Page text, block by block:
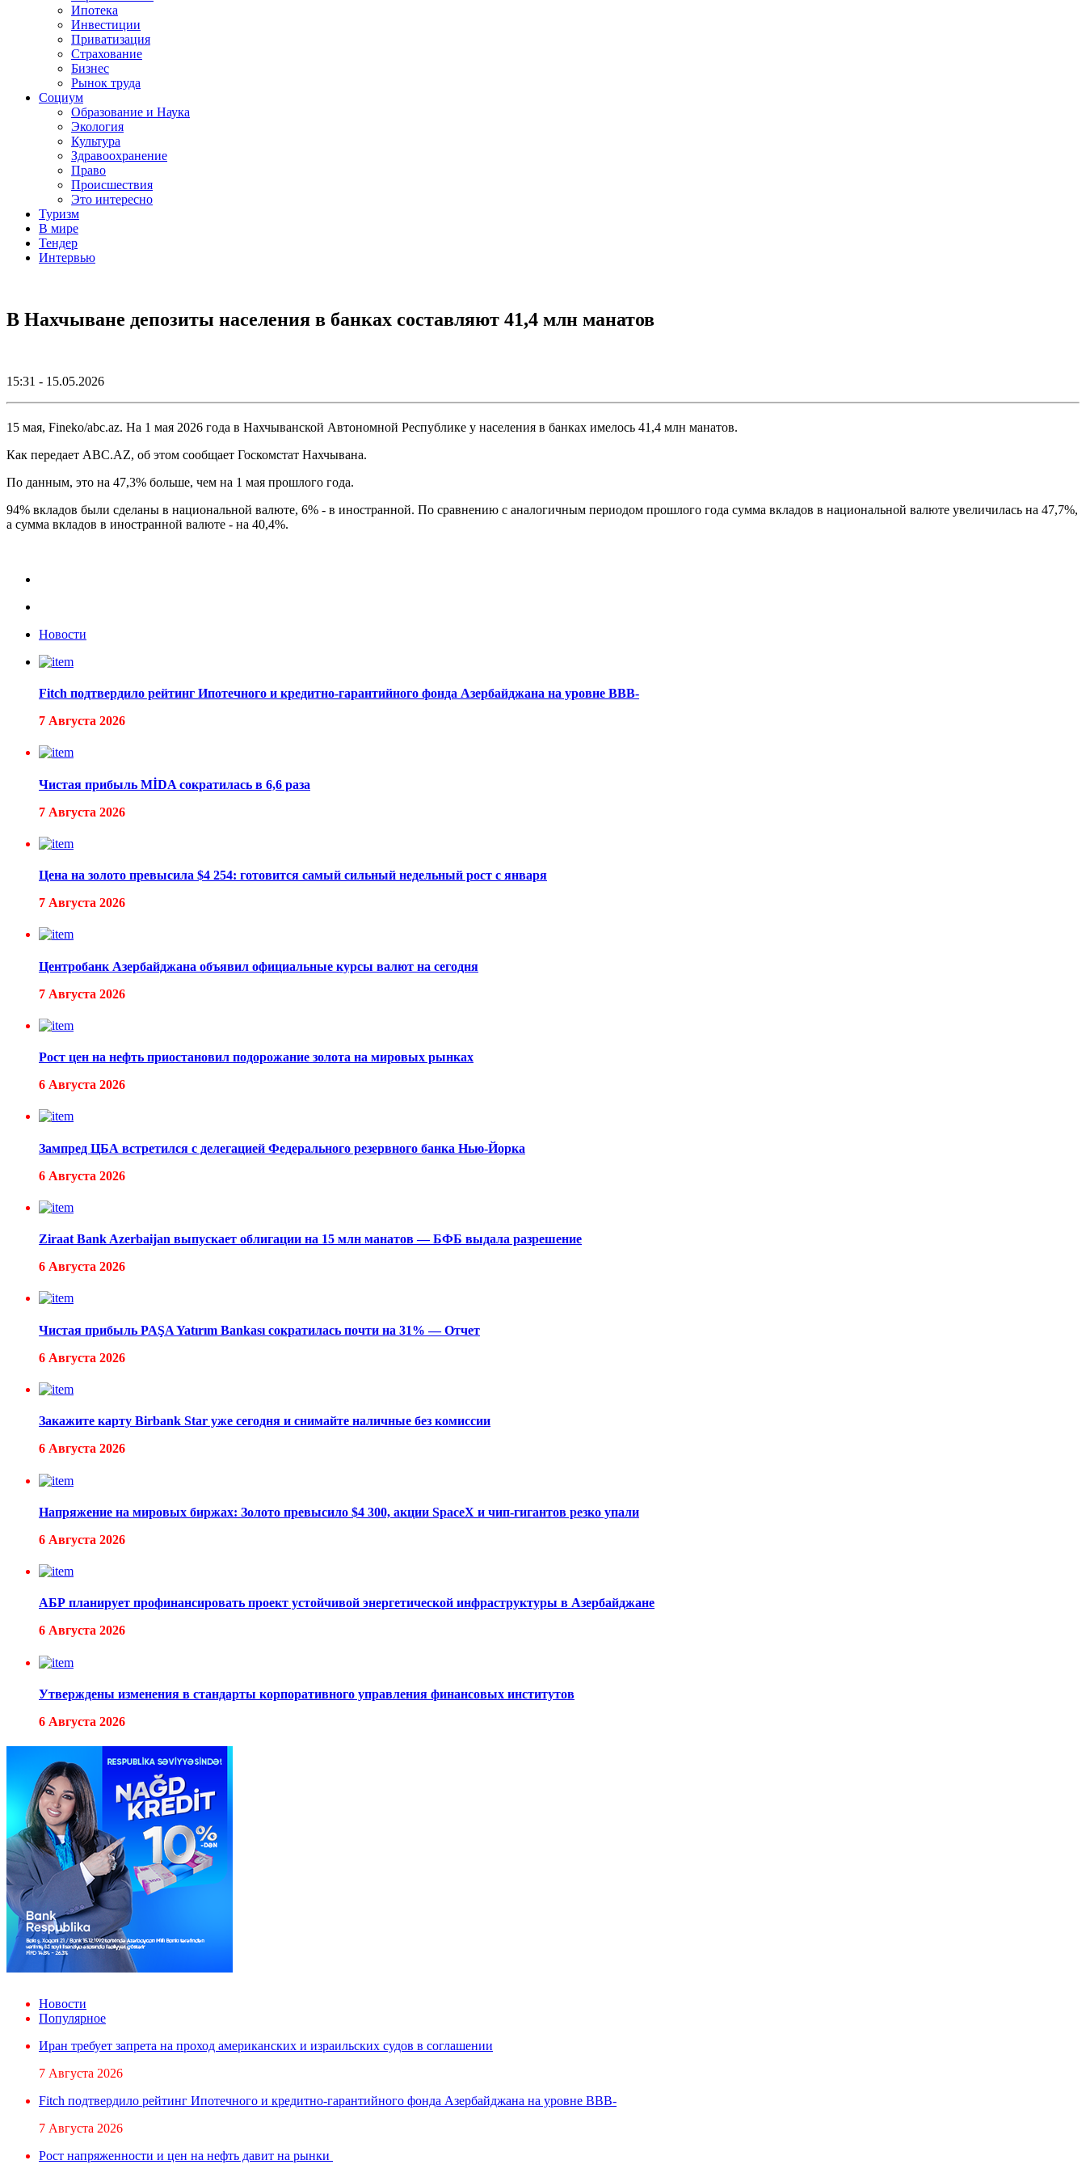
Ипотека
Инвестиции
Приватизация
Страхование
Бизнес
Рынок труда
Социум
Образование и Наука
Экология
Культура
Здравоохранение
Право
Происшествия
Это интересно
Туризм
В мире
Тендер
Интервью
В Нахчыване депозиты населения в банках составляют 41,4 млн манатов
15:31 - 15.05.2026
15 мая, Fineko/abc.az. На 1 мая 2026 года в Нахчыванской Автономной Республике у населения в банках имелось 41,4 млн манатов.
Как передает ABC.AZ, об этом сообщает Госкомстат Нахчывана.
По данным, это на 47,3% больше, чем на 1 мая прошлого года.
94% вкладов были сделаны в национальной валюте, 6% - в иностранной. По сравнению с аналогичным периодом прошлого года сумма вкладов в национальной валюте увеличилась на 47,7%,
а сумма вкладов в иностранной валюте - на 40,4%.
Новости
Fitch подтвердило рейтинг Ипотечного и кредитно-гарантийного фонда Азербайджана на уровне BBB-
7 Августа 2026
Чистая прибыль MİDA сократилась в 6,6 раза
7 Августа 2026
Цена на золото превысила $4 254: готовится самый сильный недельный рост с января
7 Августа 2026
Центробанк Азербайджана объявил официальные курсы валют на сегодня
7 Августа 2026
Рост цен на нефть приостановил подорожание золота на мировых рынках
6 Августа 2026
Зампред ЦБА встретился с делегацией Федерального резервного банка Нью-Йорка
6 Августа 2026
Ziraat Bank Azerbaijan выпускает облигации на 15 млн манатов — БФБ выдала разрешение
6 Августа 2026
Чистая прибыль PAŞA Yatırım Bankası сократилась почти на 31% — Отчет
6 Августа 2026
Закажите карту Birbank Star уже сегодня и снимайте наличные без комиссии
6 Августа 2026
Напряжение на мировых биржах: Золото превысило $4 300, акции SpaceX и чип-гигантов резко упали
6 Августа 2026
АБР планирует профинансировать проект устойчивой энергетической инфраструктуры в Азербайджане
6 Августа 2026
Утверждены изменения в стандарты корпоративного управления финансовых институтов
6 Августа 2026
Новости
Популярное
Иран требует запрета на проход американских и израильских судов в соглашении
7 Августа 2026
Fitch подтвердило рейтинг Ипотечного и кредитно-гарантийного фонда Азербайджана на уровне BBB-
7 Августа 2026
Рост напряженности и цен на нефть давит на рынки